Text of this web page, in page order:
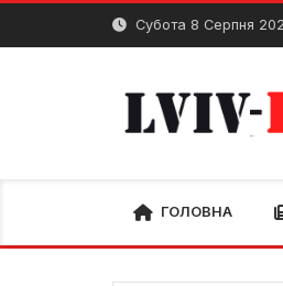
Skip
content
Субота 8 Серпня
ГОЛОВНА